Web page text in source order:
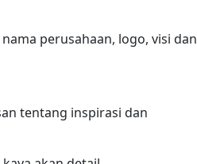
perusahaan, logo, visi dan
tentang inspirasi dan